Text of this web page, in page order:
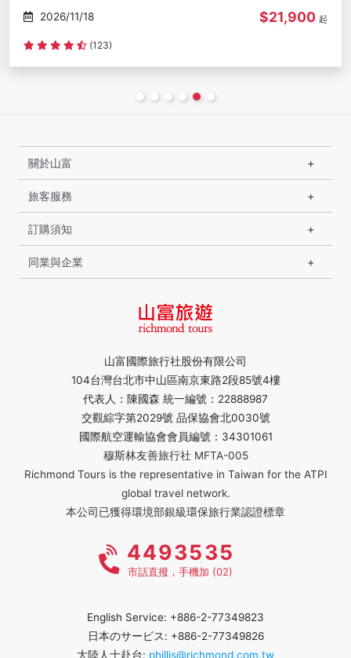
2026/11/19 $21,900 起
(123)
山富國際旅行社股份有限公司
104台灣台北市中山區南京東路2段85號4樓
代表人：陳國森 統一編號：22888987
交觀綜字第2029號 品保協會北0030號
國際航空運輸協會會員編號：34301061
穆斯林友善旅行社 MFTA-005
Richmond Tours is the representative in Taiwan for the ATPI
global travel network.
本公司已獲得環境部銀級環保旅行業認證標章
關於山富
旅客服務
訂購須知
同業與企業
4493535
市話直撥，手機加 (02)
English Service: +886-2-77349823
日本のサービス: +886-2-77349826
大陸人士赴台: phillis@richmond.com.tw